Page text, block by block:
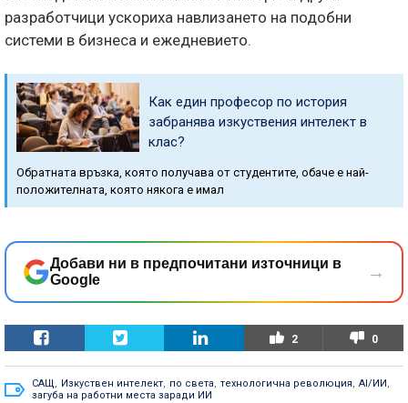
разработчици ускориха навлизането на подобни
системи в бизнеса и ежедневието.
Как един професор по история
забранява изкуствения интелект в
клас?
Обратната връзка, която получава от студентите, обаче е най-
положителната, която някога е имал
Добави ни в предпочитани източници в
Google
→
2 0
САЩ, Изкуствен интелект, по света, технологична революция, AI/ИИ ,
загуба на работни места заради ИИ